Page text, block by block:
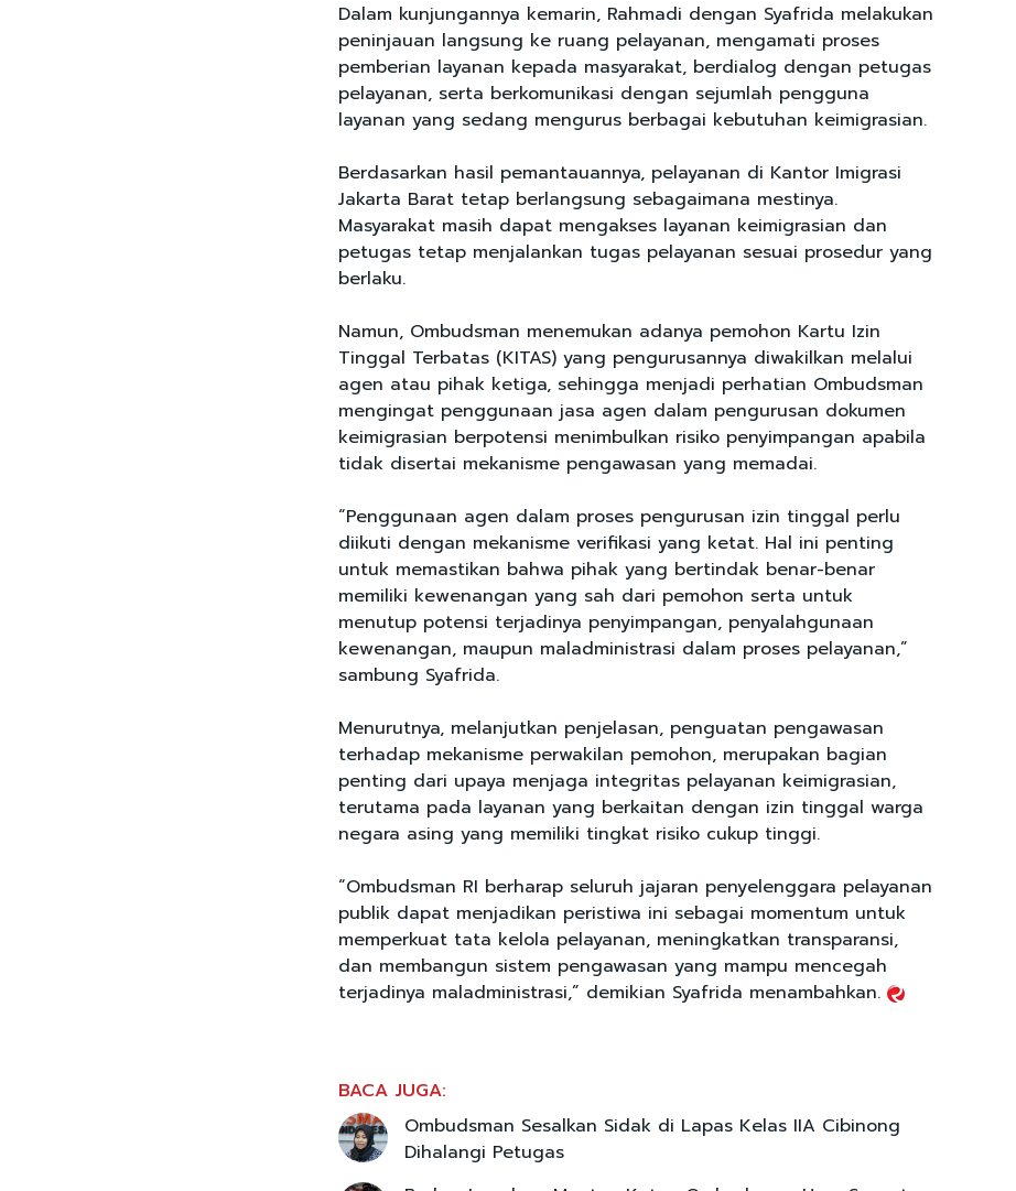
Dalam kunjungannya kemarin, Rahmadi dengan Syafrida melakukan
peninjauan langsung ke ruang pelayanan, mengamati proses
pemberian layanan kepada masyarakat, berdialog dengan petugas
pelayanan, serta berkomunikasi dengan sejumlah pengguna
layanan yang sedang mengurus berbagai kebutuhan keimigrasian.
Berdasarkan hasil pemantauannya, pelayanan di Kantor Imigrasi
Jakarta Barat tetap berlangsung sebagaimana mestinya.
Masyarakat masih dapat mengakses layanan keimigrasian dan
petugas tetap menjalankan tugas pelayanan sesuai prosedur yang
berlaku.
Namun, Ombudsman menemukan adanya pemohon Kartu Izin
Tinggal Terbatas (KITAS) yang pengurusannya diwakilkan melalui
agen atau pihak ketiga, sehingga menjadi perhatian Ombudsman
mengingat penggunaan jasa agen dalam pengurusan dokumen
keimigrasian berpotensi menimbulkan risiko penyimpangan apabila
tidak disertai mekanisme pengawasan yang memadai.
“Penggunaan agen dalam proses pengurusan izin tinggal perlu
diikuti dengan mekanisme verifikasi yang ketat. Hal ini penting
untuk memastikan bahwa pihak yang bertindak benar-benar
memiliki kewenangan yang sah dari pemohon serta untuk
menutup potensi terjadinya penyimpangan, penyalahgunaan
kewenangan, maupun maladministrasi dalam proses pelayanan,”
sambung Syafrida.
Menurutnya, melanjutkan penjelasan, penguatan pengawasan
terhadap mekanisme perwakilan pemohon, merupakan bagian
penting dari upaya menjaga integritas pelayanan keimigrasian,
terutama pada layanan yang berkaitan dengan izin tinggal warga
negara asing yang memiliki tingkat risiko cukup tinggi.
“Ombudsman RI berharap seluruh jajaran penyelenggara pelayanan
publik dapat menjadikan peristiwa ini sebagai momentum untuk
memperkuat tata kelola pelayanan, meningkatkan transparansi,
dan membangun sistem pengawasan yang mampu mencegah
terjadinya maladministrasi,” demikian Syafrida menambahkan.
BACA JUGA:
Ombudsman Sesalkan Sidak di Lapas Kelas IIA Cibinong
Dihalangi Petugas